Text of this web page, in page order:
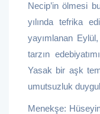
Necip’in ölmesi
yılında tefrika
yayımlanan
tarzın
Yasak bir aşk
umutsuzluk
Menekşe: